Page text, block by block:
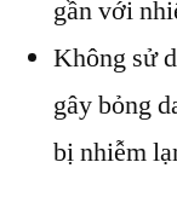
gần với
Không sử
gây bỏng
bị nhiễm